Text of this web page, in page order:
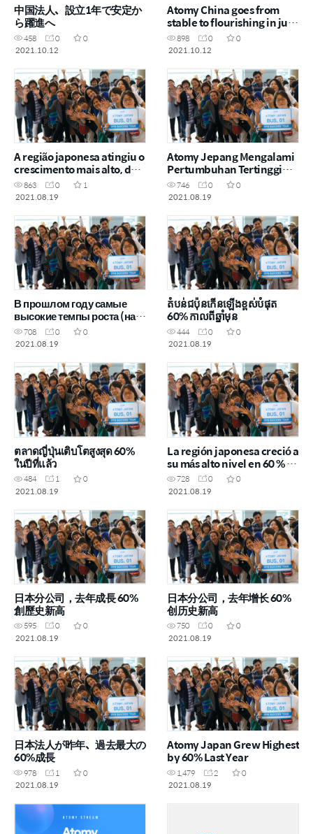
中国法人、設立1年で安定か
ら躍進へ
458 0
0
2021.10.12
Atomy China goes from
stable to flourishing in just
one year
898 0
0
2021.10.12
A região japonesa atingiu o
crescimento mais alto, de
60%, no ano passado
863 0
1
2021.08.19
Atomy Jepang Mengalami
Pertumbuhan Tertinggi
hingga 60% Tahun Lalu
746 0
0
2021.08.19
В прошлом году самые
высокие темпы роста (на
60%) зафиксированы в
японском регионе
708 0
0
2021.08.19
តំបន់ជប៉ុនកើនឡើងខ្ពស់បំផុត
60% កាលពីឆ្នាំមុន
444 0
0
2021.08.19
ตลาดญี่ปุ่นเติบโตสูงสุด 60%
ในปีที่แล้ว
484 1
0
2021.08.19
La región japonesa creció a
su más alto nivel en 60 % el
año pasado
728 0
0
2021.08.19
日本分公司，去年成長 60%
創歷史新高
595 0
0
2021.08.19
日本分公司，去年增长 60%
创历史新高
750 0
0
2021.08.19
日本法人が昨年、過去最大の
60%成長
978 1
0
2021.08.19
Atomy Japan Grew Highest
by 60% Last Year
1,479 2
0
2021.08.19